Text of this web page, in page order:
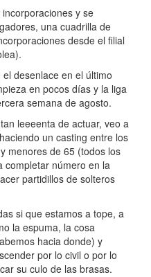
y se
una cuadrilla de
desde el filial
desenlace en el último
en pocos días y la liga
semana de agosto.
leeeenta de actuar, veo a
un casting entre los
menores de 65 (todos los
completar número en la
partidillos de solteros
si que estamos a tope, a
la espuma, la cosa
hacia donde) y
por lo civil o por lo
su culo de las brasas.